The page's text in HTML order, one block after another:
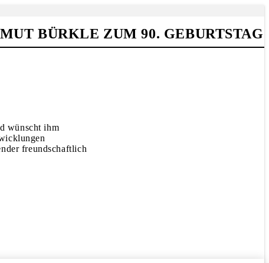
BÜRKLE ZUM 90. GEBURTSTAG
wünscht ihm
freundschaftlich